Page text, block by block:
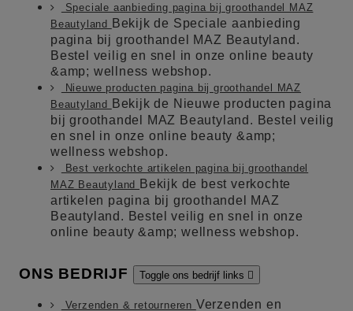
Speciale aanbieding pagina bij groothandel MAZ
Beautyland
Bekijk de Speciale aanbieding
pagina bij groothandel MAZ Beautyland.
Bestel veilig en snel in onze online beauty
&amp; wellness webshop.
Nieuwe producten pagina bij groothandel MAZ
Beautyland
Bekijk de Nieuwe producten pagina
bij groothandel MAZ Beautyland. Bestel veilig
en snel in onze online beauty &amp;
wellness webshop.
Best verkochte artikelen pagina bij groothandel
MAZ Beautyland
Bekijk de best verkochte
artikelen pagina bij groothandel MAZ
Beautyland. Bestel veilig en snel in onze
online beauty &amp; wellness webshop.
ONS BEDRIJF Toggle ons bedrijf links 
Verzenden & retourneren Verzenden en